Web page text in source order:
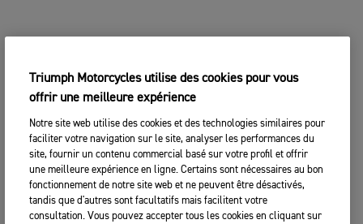
Triumph Motorcycles utilise des cookies pour vous
offrir une meilleure expérience
Notre site web utilise des cookies et des technologies similaires pour
faciliter votre navigation sur le site, analyser les performances du
site, fournir un contenu commercial basé sur votre profil et offrir
une meilleure expérience en ligne. Certains sont nécessaires au bon
fonctionnement de notre site web et ne peuvent être désactivés,
tandis que d'autres sont facultatifs mais facilitent votre
consultation. Vous pouvez accepter tous les cookies en cliquant sur